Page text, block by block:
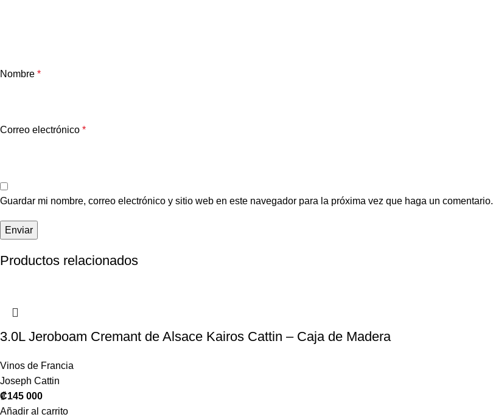
Nombre *
Correo electrónico *
Guardar mi nombre, correo electrónico y sitio web en este navegador para la próxima vez que haga un comentario.
Productos relacionados
3.0L Jeroboam Cremant de Alsace Kairos Cattin – Caja de Madera
Vinos de Francia
Joseph Cattin
₡145 000
Añadir al carrito